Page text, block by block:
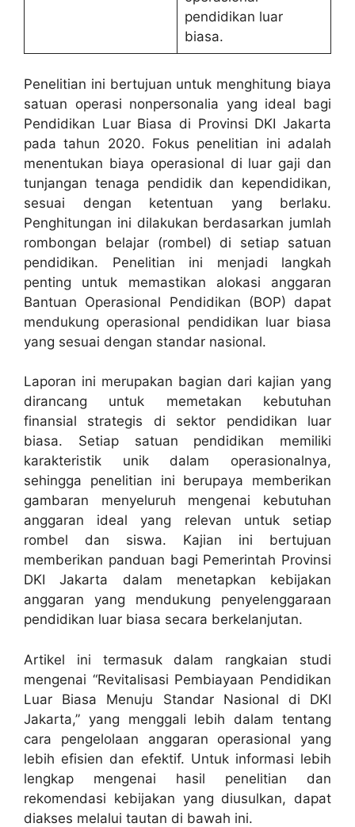
pendidikan luar
biasa.
Penelitian ini bertujuan untuk menghitung biaya
satuan operasi nonpersonalia yang ideal bagi
Pendidikan Luar Biasa di Provinsi DKI Jakarta
pada tahun 2020. Fokus penelitian ini adalah
menentukan biaya operasional di luar gaji dan
tunjangan tenaga pendidik dan kependidikan,
sesuai dengan ketentuan yang berlaku.
Penghitungan ini dilakukan berdasarkan jumlah
rombongan belajar (rombel) di setiap satuan
pendidikan. Penelitian ini menjadi langkah
penting untuk memastikan alokasi anggaran
Bantuan Operasional Pendidikan (BOP) dapat
mendukung operasional pendidikan luar biasa
yang sesuai dengan standar nasional.
Laporan ini merupakan bagian dari kajian yang
dirancang untuk memetakan kebutuhan
finansial strategis di sektor pendidikan luar
biasa. Setiap satuan pendidikan memiliki
karakteristik unik dalam operasionalnya,
sehingga penelitian ini berupaya memberikan
gambaran menyeluruh mengenai kebutuhan
anggaran ideal yang relevan untuk setiap
rombel dan siswa. Kajian ini bertujuan
memberikan panduan bagi Pemerintah Provinsi
DKI Jakarta dalam menetapkan kebijakan
anggaran yang mendukung penyelenggaraan
pendidikan luar biasa secara berkelanjutan.
Artikel ini termasuk dalam rangkaian studi
mengenai “Revitalisasi Pembiayaan Pendidikan
Luar Biasa Menuju Standar Nasional di DKI
Jakarta,” yang menggali lebih dalam tentang
cara pengelolaan anggaran operasional yang
lebih efisien dan efektif. Untuk informasi lebih
lengkap mengenai hasil penelitian dan
rekomendasi kebijakan yang diusulkan, dapat
diakses melalui tautan di bawah ini.